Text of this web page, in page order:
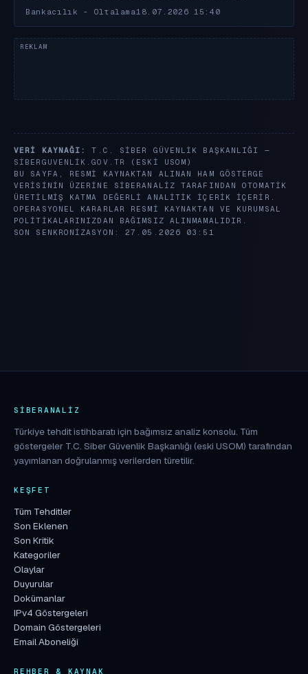
Bankacılık - Oltalama 18.07.2026 15:40
VERI KAYNAĞI:
T.C. SIBER GÜVENLIK BAŞKANLIĞI —
SIBERGUVENLIK.GOV.TR
(ESKI USOM)
BU SAYFA, RESMI KAYNAKTAN ALINAN HAM GÖSTERGE
VERISININ ÜZERINE SIBERANALIZ TARAFINDAN OTOMATIK
ÜRETILMIŞ KATMA DEĞERLI ANALITIK IÇERIK IÇERIR.
OPERASYONEL KARARLAR RESMI KAYNAKTAN VE KURUMSAL
POLITIKALARINIZDAN BAĞIMSIZ ALINMAMALIDIR.
SON SENKRONIZASYON: 27.05.2026 03:51
SIBERANALIZ
Türkiye tehdit istihbaratı için bağımsız analiz konsolu. Tüm
göstergeler T.C. Siber Güvenlik Başkanlığı (eski USOM) tarafından
yayımlanan doğrulanmış verilerden türetilir.
KEŞFET
Tüm Tehditler
Son Eklenen
Son Kritik
Kategoriler
Olaylar
Duyurular
Dokümanlar
IPv4 Göstergeleri
Domain Göstergeleri
Email Aboneliği
REHBER & KAYNAK